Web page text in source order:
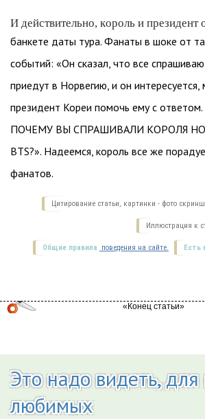
И действительно, король и президент
банкете даты тура. Фанаты в шоке от
событий: «Он сказал, что все
приедут в Норвегию, и он
президент Кореи помочь ему с
ПОЧЕМУ ВЫ СПРАШИВАЛИ КОРОЛЯ
BTS?». Надеемся, король все же
фанатов.
Цитирование статьи, картинки - фото
Иллюстрация к
Есть
Общие правила поведения на сайте.
Это надо видеть, для
любимых